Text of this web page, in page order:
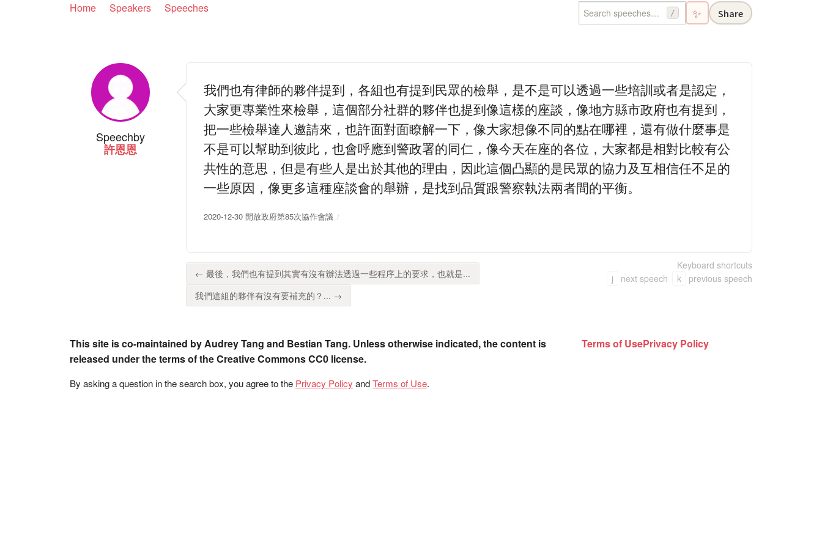
Home Speakers Speeches / ✨ Share
Speechby
許恩恩
我們也有律師的夥伴提到，各組也有提到民眾的檢舉，是不是可以透過一些培訓或者是認定，
大家更專業性來檢舉，這個部分社群的夥伴也提到像這樣的座談，像地方縣市政府也有提到，
把一些檢舉達人邀請來，也許面對面瞭解一下，像大家想像不同的點在哪裡，還有做什麼事是
不是可以幫助到彼此，也會呼應到警政署的同仁，像今天在座的各位，大家都是相對比較有公
共性的意思，但是有些人是出於其他的理由，因此這個凸顯的是民眾的協力及互相信任不足的
一些原因，像更多這種座談會的舉辦，是找到品質跟警察執法兩者間的平衡。
2020-12-30 開放政府第85次協作會議
← 最後，我們也有提到其實有沒有辦法透過一些程序上的要求，也就是...
我們這組的夥伴有沒有要補充的？... →
Keyboard shortcuts
j
next speech k previous speech
This site is co-maintained by Audrey Tang and Bestian Tang. Unless otherwise indicated, the content is
released under the terms of the Creative Commons CC0 license.
By asking a question in the search box, you agree to the Privacy Policy andTerms of Use.
Terms of UsePrivacy Policy